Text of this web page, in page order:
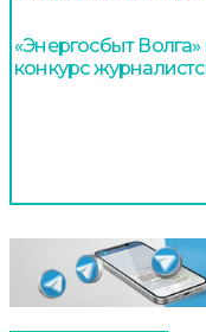
«Энергосбыт
конкурс